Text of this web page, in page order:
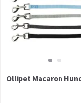
Ollipet Macaron